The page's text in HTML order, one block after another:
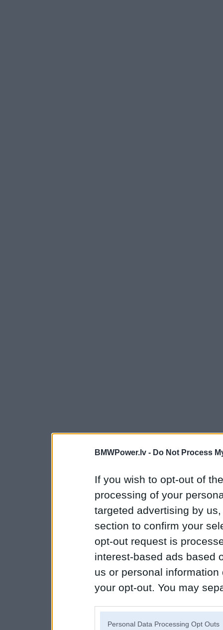
BMWPower.lv - Do Not Process
If you wish to opt-out of
processing of your
targeted advertising by
section to confirm your
opt-out request is
interest-based ads based
us or personal
your opt-out. You may
Personal Data Processing Opt Outs